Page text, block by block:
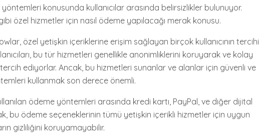
konusunda kullanıcılar arasında belirsizlikler bulunuyor.
özel hizmetler için nasıl ödeme yapılacağı merak konusu.
özel yetişkin içeriklerine erişim sağlayan birçok kullanıcının tercihi
bu tür hizmetleri genellikle anonimliklerini koruyarak ve kolay
ediyorlar. Ancak, bu hizmetleri sunanlar ve alanlar için güvenli ve
kullanmak son derece önemli.
ödeme yöntemleri arasında kredi kartı, PayPal, ve diğer dijital
bu ödeme seçeneklerinin tümü yetişkin içerikli hizmetler için uygun
gizliliğini koruyamayabilir.